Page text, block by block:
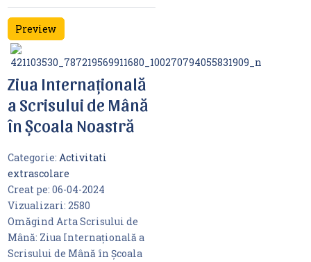
Preview
Ziua Internațională
a Scrisului de Mână
în Școala Noastră
Categorie: Activitati
extrascolare
Creat pe: 06-04-2024
Vizualizari: 2580
Omăgind Arta Scrisului de
Mână: Ziua Internațională a
Scrisului de Mână în Școala